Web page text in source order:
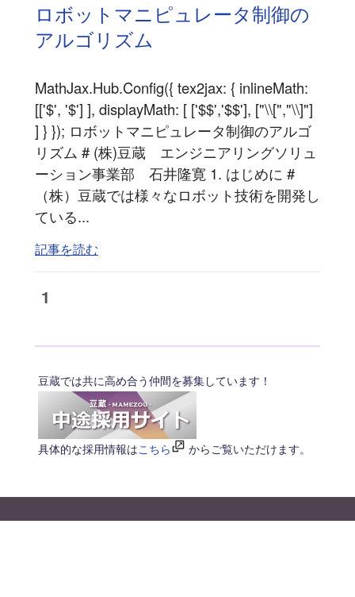
ロボットマニピュレータ制御の
アルゴリズム
MathJax.Hub.Config({ tex2jax: { inlineMath:
[['$', '$'] ], displayMath: [ ['$$','$$'], ["\\[","\\]"]
] } }); ロボットマニピュレータ制御のアルゴ
リズム # (株)豆蔵 エンジニアリングソリュ
ーション事業部 石井隆寛 1. はじめに #
（株）豆蔵では様々なロボット技術を開発し
ている...
記事を読む
1
豆蔵では共に高め合う仲間を募集しています！
具体的な採用情報はこちら からご覧いただけます。